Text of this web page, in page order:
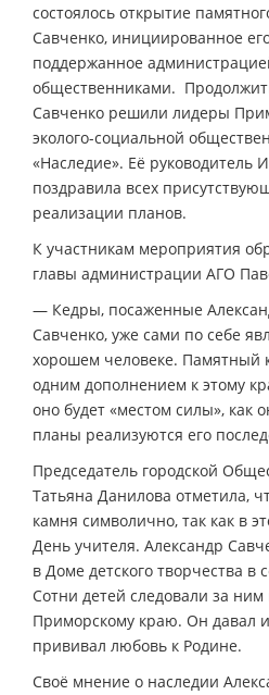
состоялось открытие
Савченко, инициированное
поддержанное
общественниками.
Савченко решили лидеры
эколого-социальной
«Наследие». Её руководитель
поздравила всех
реализации планов.
К участникам мероприятия
главы администрации АГО
— Кедры, посаженные
Савченко, уже сами по себе
хорошем человеке. Памятный
одним дополнением к этому
оно будет «местом силы», как
планы реализуются его
Председатель городской
Татьяна Данилова отметила,
камня символично, так как в
День учителя. Александр
в Доме детского творчества в
Сотни детей следовали за ним
Приморскому краю. Он давал
прививал любовь к Родине.
Своё мнение о наследии